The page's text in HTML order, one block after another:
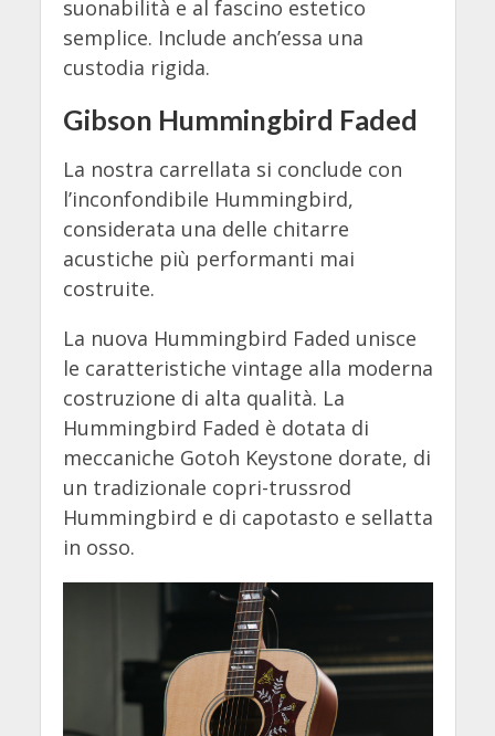
suonabilità e al fascino estetico
semplice. Include anch’essa una
custodia rigida.
Gibson Hummingbird Faded
La nostra carrellata si conclude con
l’inconfondibile Hummingbird,
considerata una delle chitarre
acustiche più performanti mai
costruite.
La nuova Hummingbird Faded unisce
le caratteristiche vintage alla moderna
costruzione di alta qualità. La
Hummingbird Faded è dotata di
meccaniche Gotoh Keystone dorate, di
un tradizionale copri-trussrod
Hummingbird e di capotasto e sellatta
in osso.